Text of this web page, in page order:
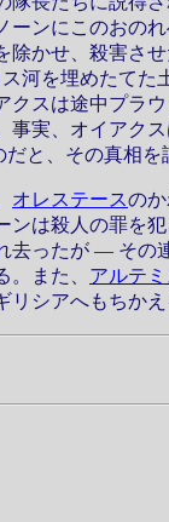
ーンにこのおの
かせ、殺害させ
河を埋めたてた
スは途中プラウ
事実、オイアクス
と、その真相を
オレステースの
は殺人の罪を犯
ったが — そ
また、 アルテミ
シアへもちか